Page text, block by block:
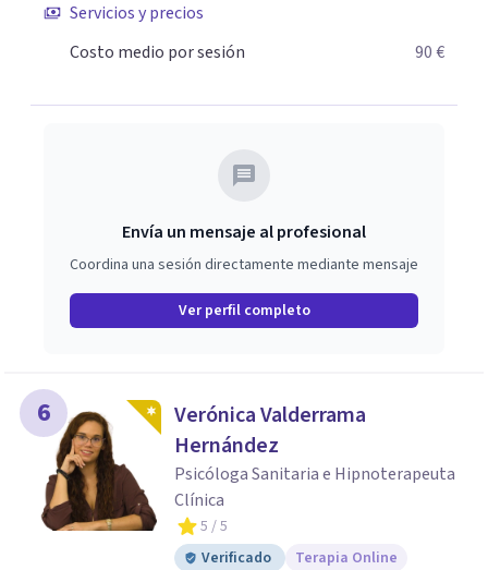
Máster en Terapia Cognitivo-Conductual y otro en
Psicodrama, profundizando en la mente humana y las
ofrecerte un espacio de confianza donde podamos
relaciones. Estoy aquí para acompañarte en ese proceso.
Servicios y precios
Costo medio por sesión
90 €
Envía un mensaje al profesional
Coordina una sesión directamente mediante mensaje
Ver perfil completo
6
Verónica Valderrama
Hernández
Psicóloga Sanitaria e Hipnoterapeuta
Clínica
5 / 5
Verificado
Terapia Online